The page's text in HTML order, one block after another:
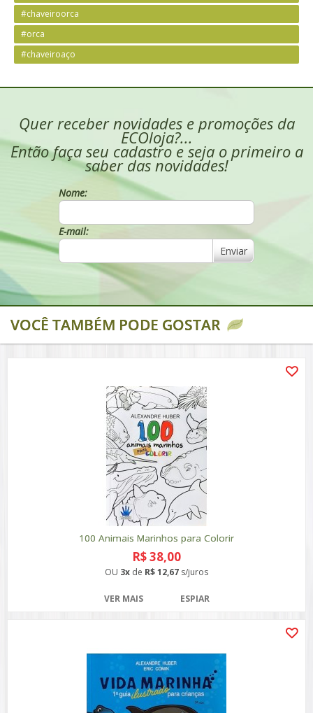
#chaveiroorca
#orca
#chaveiroaço
Quer receber novidades e promoções da
ECOloja?...
Então faça seu cadastro e seja o primeiro a
saber das novidades!
Nome:
E-mail:
Enviar
VOCÊ TAMBÉM PODE GOSTAR
100 Animais Marinhos para Colorir
R$ 38,00
OU 3x de R$ 12,67 s/juros
VER MAIS ESPIAR